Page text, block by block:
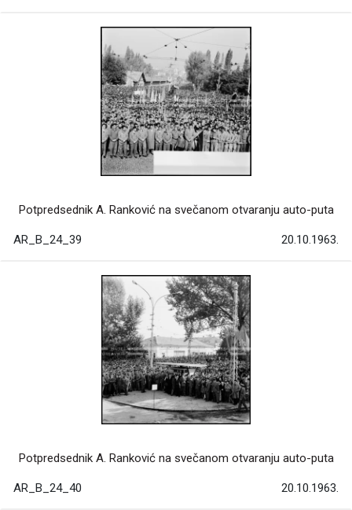
Potpredsednik A. Ranković na svečanom otvaranju auto-puta
AR_B_24_39 20.10.1963.
Potpredsednik A. Ranković na svečanom otvaranju auto-puta
AR_B_24_40 20.10.1963.